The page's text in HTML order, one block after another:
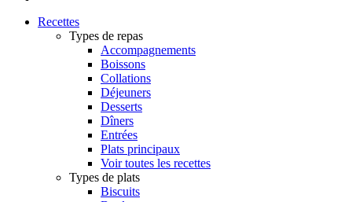
Recettes
Types de repas
Accompagnements
Boissons
Collations
Déjeuners
Desserts
Dîners
Entrées
Plats principaux
Voir toutes les recettes
Types de plats
Biscuits